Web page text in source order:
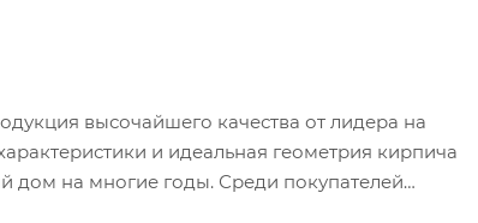
высочайшего качества от лидера на
и идеальная геометрия кирпича
дом на многие годы. Среди покупателей